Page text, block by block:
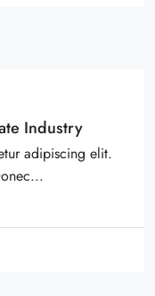
Industry
adipiscing elit.